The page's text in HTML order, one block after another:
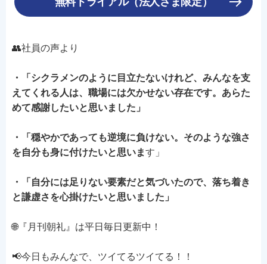
👥社員の声より
・「シクラメンのように目立たないけれど、みんなを支
えてくれる人は、職場には欠かせない存在です。あらた
めて感謝したいと思いました」
・「穏やかであっても逆境に負けない。そのような強さ
を自分も身に付けたいと思います」
・「自分には足りない要素だと気づいたので、落ち着き
と謙虚さを心掛けたいと思いました」
🌐『月刊朝礼』は平日毎日更新中！
📢今日もみんなで、ツイてるツイてる！！